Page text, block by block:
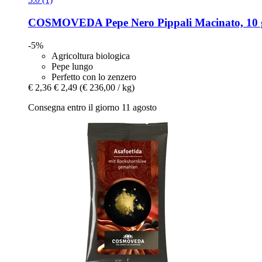
COSMOVEDA Pepe Nero Pippali Macinato, 10
-5%
Agricoltura biologica
Pepe lungo
Perfetto con lo zenzero
€ 2,36 € 2,49 (€ 236,00 / kg)
Consegna entro il giorno 11 agosto